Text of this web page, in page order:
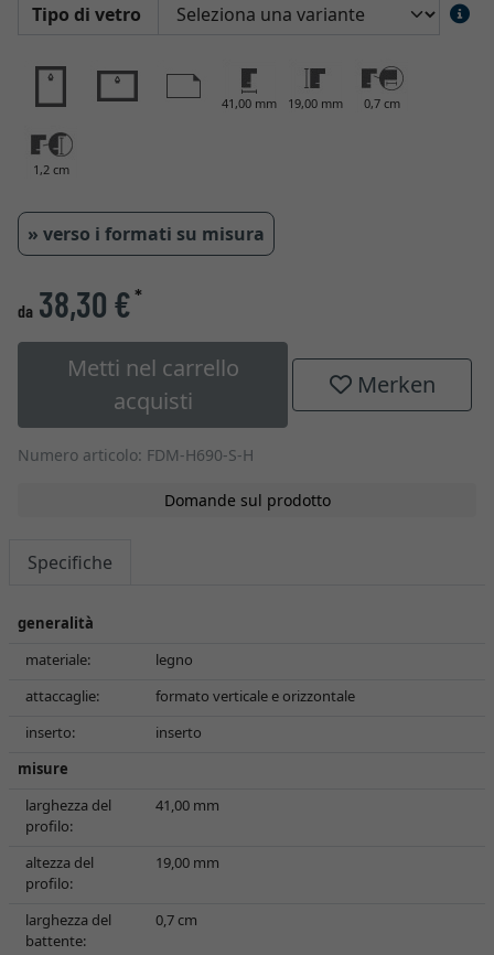
Tipo di vetro
41,00 mm 19,00 mm 0,7 cm
1,2 cm
» verso i formati su misura
da 38,30 €*
Metti nel carrello
acquisti
Merken
Numero articolo: FDM-H690-S-H
Domande sul prodotto
Specifiche
generalità
materiale:
legno
attaccaglie:
formato verticale e orizzontale
inserto:
inserto
misure
larghezza del
profilo:
41,00 mm
altezza del
profilo:
19,00 mm
larghezza del
battente:
0,7 cm